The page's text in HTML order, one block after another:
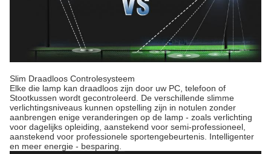
Slim Draadloos Controlesysteem
Elke die lamp kan draadloos zijn door uw PC, telefoon of
Stootkussen wordt gecontroleerd. De verschillende slimme
verlichtingsniveaus kunnen opstelling zijn in notulen zonder
aanbrengen enige veranderingen op de lamp - zoals verlichting
voor dagelijks opleiding, aanstekend voor semi-professioneel,
aanstekend voor professionele sportengebeurtenis. Intelligenter
en meer energie - besparing.